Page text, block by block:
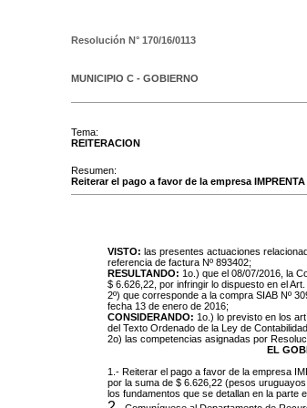
Resolución N° 170/16/0113
MUNICIPIO C - GOBIERNO
Tema:
REITERACION
Resumen:
Reiterar el pago a favor de la empresa
VISTO: las presentes actuaciones
referencia de factura Nº 893402;
RESULTANDO: 1o.) que el 08/07/2016, la
$ 6.626,22, por infringir lo dispuesto en el
2º) que corresponde a la compra SIAB Nº
fecha 13 de enero de 2016;
CONSIDERANDO: 1o.) lo previsto en los
del Texto Ordenado de la Ley de
2o) las competencias asignadas por
EL
1.- Reiterar el pago a favor de la empresa
por la suma de $ 6.626,22 (pesos
los fundamentos que se detallan en la parte